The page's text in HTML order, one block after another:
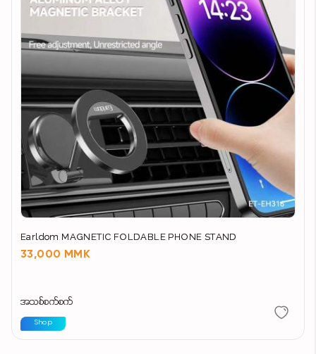
Earldom MAGNETIC FOLDABLE PHONE STAND
33,000 MMK
အသစ်စက်စက်
Shop